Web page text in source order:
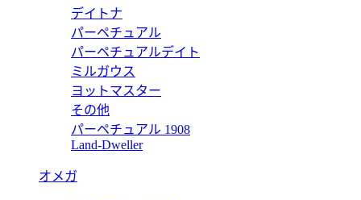
プラネットオーシャン 600M 215.32.46.51.99.001 【2025年新
オリンピック オフィシャルタイムキーパー
デイトナ
パーペチュアル
パーペチュアルデイト
ミルガウス
ヨットマスター
その他
パーペチュアル 1908
Land-Dweller
オメガ